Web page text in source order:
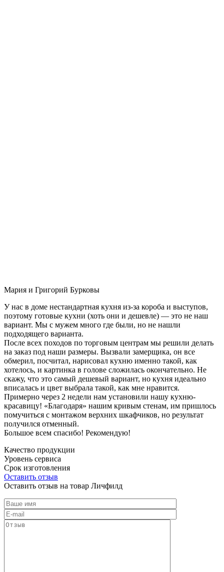
Мария и Григорий Бурковы
У нас в доме нестандартная кухня из-за короба и выступов,
поэтому готовые кухни (хоть они и дешевле) — это не наш
вариант. Мы с мужем много где были, но не нашли
подходящего варианта.
После всех походов по торговым центрам мы решили делать
на заказ под наши размеры. Вызвали замерщика, он все
обмерил, посчитал, нарисовал кухню именно такой, как
хотелось, и картинка в голове сложилась окончательно. Не
скажу, что это самый дешевый вариант, но кухня идеально
вписалась и цвет выбрала такой, как мне нравится.
Примерно через 2 недели нам установили нашу кухню-
красавицу! «Благодаря» нашим кривым стенам, им пришлось
помучиться с монтажом верхних шкафчиков, но результат
получился отменный.
Большое всем спасибо! Рекомендую!
Качество продукции
Уровень сервиса
Срок изготовления
Оставить отзыв
Оставить отзыв на товар Личфилд